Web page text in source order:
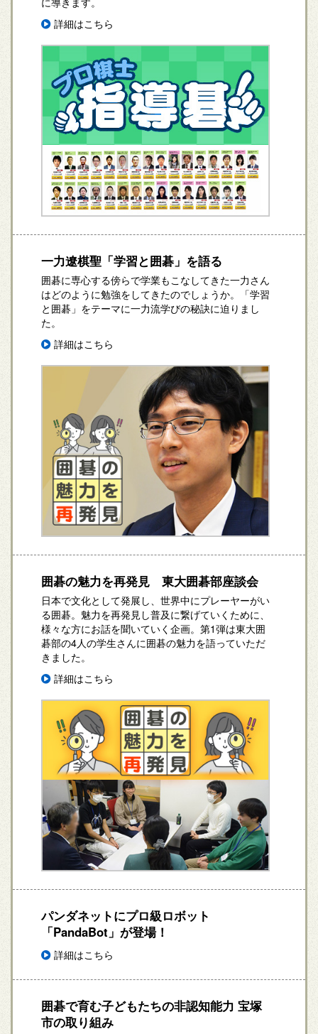
詳細はこちら
一力遼棋聖「学習と囲碁」を語る
囲碁に専心する傍らで学業もこなしてきた一力さん
はどのように勉強をしてきたのでしょうか。「学習
と囲碁」をテーマに一力流学びの秘訣に迫りまし
た。
詳細はこちら
囲碁の魅力を再発見 東大囲碁部座談会
日本で文化として発展し、世界中にプレーヤーがい
る囲碁。魅力を再発見し普及に繋げていくために、
様々な方にお話を聞いていく企画。第1弾は東大囲
碁部の4人の学生さんに囲碁の魅力を語っていただ
きました。
詳細はこちら
パンダネットにプロ級ロボット
「PandaBot」が登場！
詳細はこちら
囲碁で育む子どもたちの非認知能力 宝塚
市の取り組み